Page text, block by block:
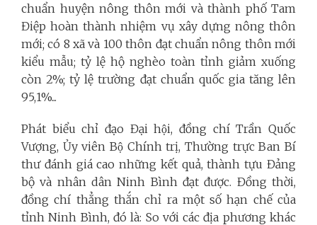
chuẩn huyện nông thôn mới và thành phố Tam
Điệp hoàn thành nhiệm vụ xây dựng nông thôn
mới; có 8 xã và 100 thôn đạt chuẩn nông thôn mới
kiểu mẫu; tỷ lệ hộ nghèo toàn tỉnh giảm xuống
còn 2%; tỷ lệ trường đạt chuẩn quốc gia tăng lên
95,1%...
Phát biểu chỉ đạo Đại hội, đồng chí Trần Quốc
Vượng, Ủy viên Bộ Chính trị, Thường trực Ban Bí
thư đánh giá cao những kết quả, thành tựu Đảng
bộ và nhân dân Ninh Bình đạt được. Đồng thời,
đồng chí thẳng thắn chỉ ra một số hạn chế của
tỉnh Ninh Bình, đó là: So với các địa phương khác